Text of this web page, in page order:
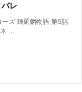
レ
ーズ 輝羅鋼物語 第5話
...